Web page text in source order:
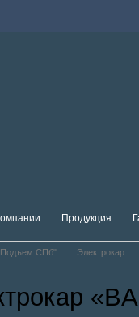
Продукция
СПб" Электрокар